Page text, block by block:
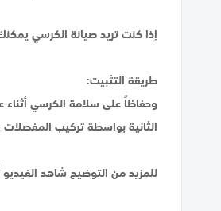
إذا كنت تريد صيانة الكرسي
طريقة التثبيت:
وحفاظاً على سلامة الكرسي
الثانية بواسطة تركيب
للمزيد من التوضيح شاهد الفيديو